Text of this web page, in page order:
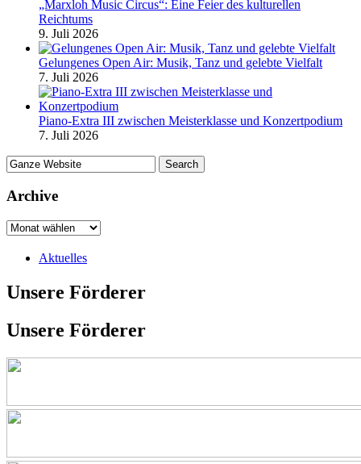
„Marxloh Music Circus“: Eine Feier des kulturellen
Reichtums
9. Juli 2026
Gelungenes Open Air: Musik, Tanz und gelebte Vielfalt
7. Juli 2026
Piano-Extra III zwischen Meisterklasse und Konzertpodium
7. Juli 2026
Archive
Aktuelles
Unsere Förderer
Unsere Förderer